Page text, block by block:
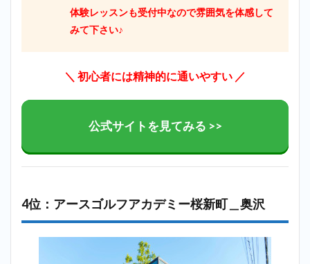
体験レッスンも受付中なので雰囲気を体感して
みて下さい♪
＼ 初心者には精神的に通いやすい ／
公式サイトを見てみる >>
4位：アースゴルフアカデミー桜新町＿奥沢